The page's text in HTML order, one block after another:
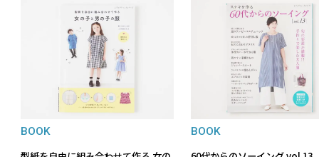
BOOK BOOK